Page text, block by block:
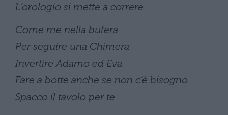
L’orologio si mette a correre
Come me nella bufera
Per seguire una Chimera
Invertire Adamo ed Eva
Fare a botte anche se non c’è bisogno
Spacco il tavolo per te